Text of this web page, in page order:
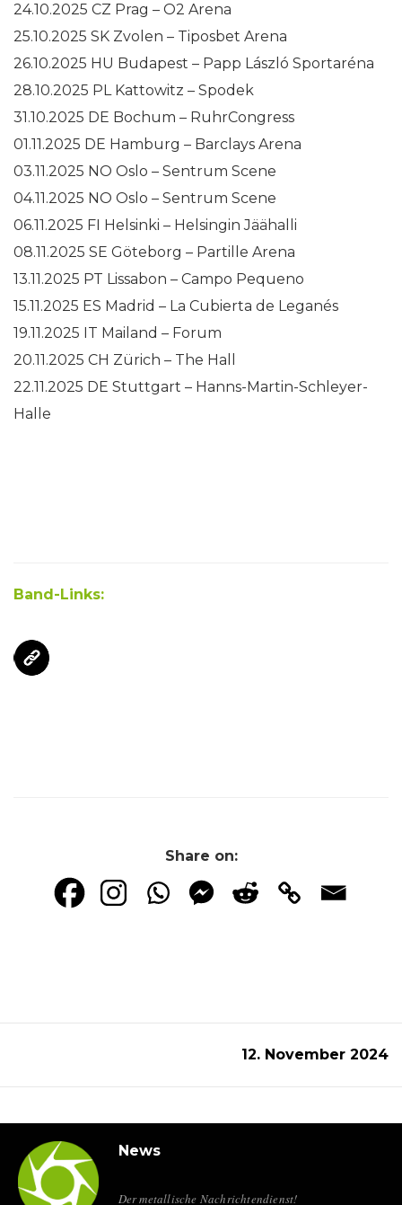
24.10.2025 CZ Prag – O2 Arena
25.10.2025 SK Zvolen – Tiposbet Arena
26.10.2025 HU Budapest – Papp László Sportaréna
28.10.2025 PL Kattowitz – Spodek
31.10.2025 DE Bochum – RuhrCongress
01.11.2025 DE Hamburg – Barclays Arena
03.11.2025 NO Oslo – Sentrum Scene
04.11.2025 NO Oslo – Sentrum Scene
06.11.2025 FI Helsinki – Helsingin Jäähalli
08.11.2025 SE Göteborg – Partille Arena
13.11.2025 PT Lissabon – Campo Pequeno
15.11.2025 ES Madrid – La Cubierta de Leganés
19.11.2025 IT Mailand – Forum
20.11.2025 CH Zürich – The Hall
22.11.2025 DE Stuttgart – Hanns-Martin-Schleyer-
Halle
Band-Links:
Share on:
12. November 2024
News
Der metallische Nachrichtendienst!